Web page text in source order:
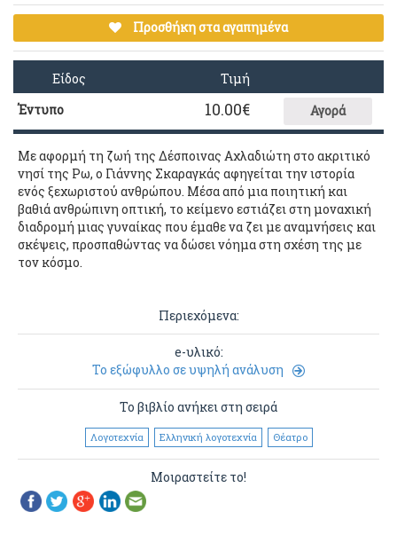
Προσθήκη στα αγαπημένα
Είδος
Τιμή
Έντυπο
10.00€ Αγορά
Με αφορμή τη ζωή της Δέσποινας Αχλαδιώτη στο ακριτικό
νησί της Ρω, ο Γιάννης Σκαραγκάς αφηγείται την ιστορία
ενός ξεχωριστού ανθρώπου. Μέσα από μια ποιητική και
βαθιά ανθρώπινη οπτική, το κείμενο εστιάζει στη μοναχική
διαδρομή μιας γυναίκας που έμαθε να ζει με αναμνήσεις και
σκέψεις, προσπαθώντας να δώσει νόημα στη σχέση της με
τον κόσμο.
Περιεχόμενα:
e-υλικό:
Το εξώφυλλο σε υψηλή ανάλυση
Το βιβλίο ανήκει στη σειρά
Λογοτεχνία Ελληνική λογοτεχνία Θέατρο
Μοιραστείτε το!